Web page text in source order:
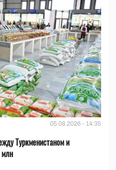
05.08.2026 - 14:35
Туркменистаном и